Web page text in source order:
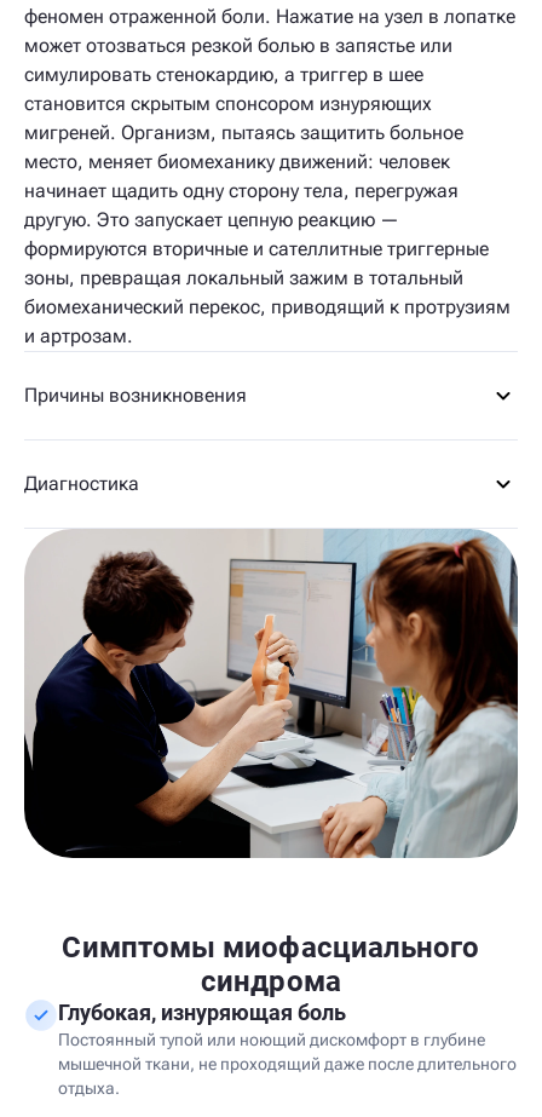
феномен отраженной боли. Нажатие на узел в лопатке
может отозваться резкой болью в запястье или
симулировать стенокардию, а триггер в шее
становится скрытым спонсором изнуряющих
мигреней. Организм, пытаясь защитить больное
место, меняет биомеханику движений: человек
начинает щадить одну сторону тела, перегружая
другую. Это запускает цепную реакцию —
формируются вторичные и сателлитные триггерные
зоны, превращая локальный зажим в тотальный
биомеханический перекос, приводящий к протрузиям
и артрозам.
Причины возникновения
Диагностика
Симптомы миофасциального
синдрома
Глубокая, изнуряющая боль
Постоянный тупой или ноющий дискомфорт в глубине
мышечной ткани, не проходящий даже после длительного
отдыха.